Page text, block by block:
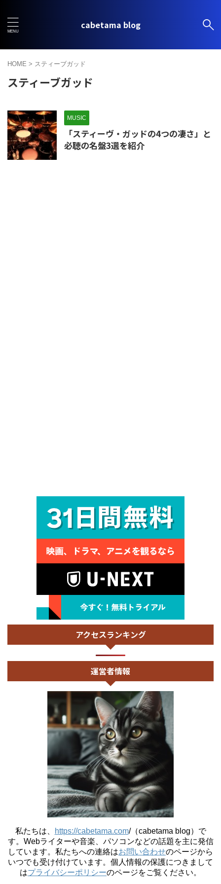
cabetama blog
HOME > スティーブガッド
スティーブガッド
MUSIC
「スティーヴ・ガッドの4つの凄さ」と
必聴の名盤3選を紹介
アクセスランキング
運営者情報
私たちは、 https://cabetama.com/（cabetama blog）で
す。 Webライターや音楽、パソコンなどの話題を主に発信
しています。私たちへの連絡はお問い合わせのページから
いつでも受け付けています。個人情報の保護につきまして
はプライバシーポリシーのページをご覧ください。